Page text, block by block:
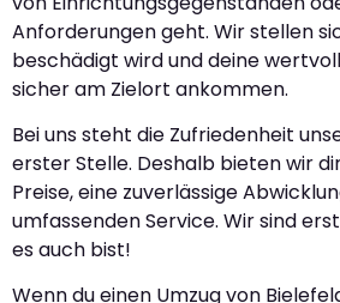
Anforderungen geht. Wir stellen
beschädigt wird und deine
sicher am Zielort ankommen.
Bei uns steht die Zufriedenheit
erster Stelle. Deshalb bieten wir
Preise, eine zuverlässige
umfassenden Service. Wir sind
es auch bist!
Wenn du einen Umzug von